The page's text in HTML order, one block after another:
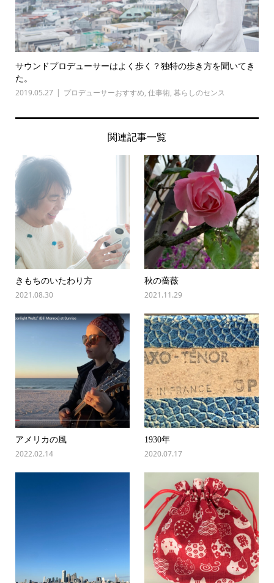
サウンドプロデューサーはよく歩く？独特の歩き方を聞いてき
た。
2019.05.27 プロデューサーおすすめ, 仕事術, 暮らしのセンス
関連記事一覧
きもちのいたわり方
2021.08.30
秋の薔薇
2021.11.29
アメリカの風
2022.02.14
1930年
2020.07.17